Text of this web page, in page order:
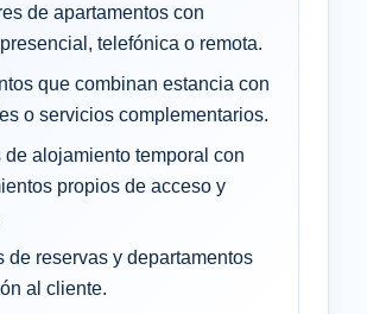
de apartamentos con
telefónica o remota.
que combinan estancia con
o servicios complementarios.
de alojamiento temporal con
propios de acceso y
de reservas y departamentos
al cliente.